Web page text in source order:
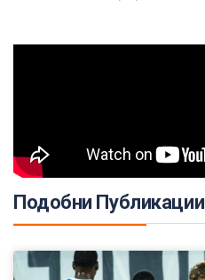
Подобни Публикации